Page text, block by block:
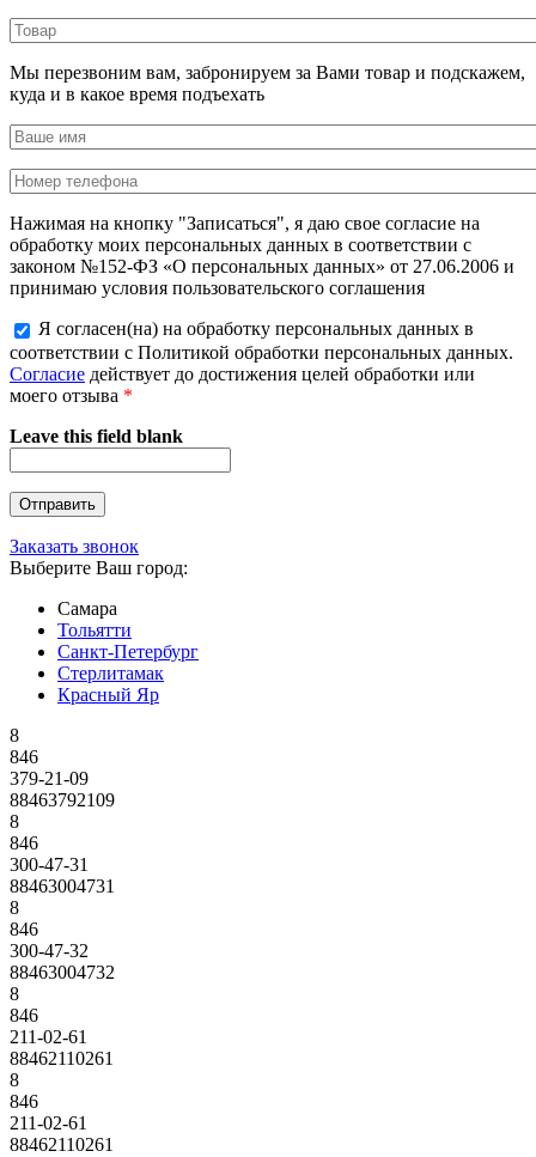
Мы перезвоним вам, забронируем за Вами товар и подскажем,
куда и в какое время подъехать
Нажимая на кнопку "Записаться", я даю свое согласие на
обработку моих персональных данных в соответствии с
законом №152-ФЗ «О персональных данных» от 27.06.2006 и
принимаю условия пользовательского соглашения
Я согласен(на) на обработку персональных данных в
соответствии с Политикой обработки персональных данных.
Согласие действует до достижения целей обработки или
моего отзыва *
Leave this field blank
Заказать звонок
Выберите Ваш город:
Самара
Тольятти
Санкт-Петербург
Стерлитамак
Красный Яр
8
846
379-21-09
88463792109
8
846
300-47-31
88463004731
8
846
300-47-32
88463004732
8
846
211-02-61
88462110261
8
846
211-02-61
88462110261